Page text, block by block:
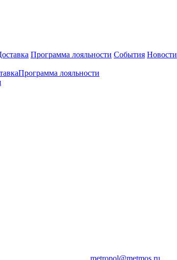
Программа лояльности События Новости
Программа лояльности
metropol@metmos.ru